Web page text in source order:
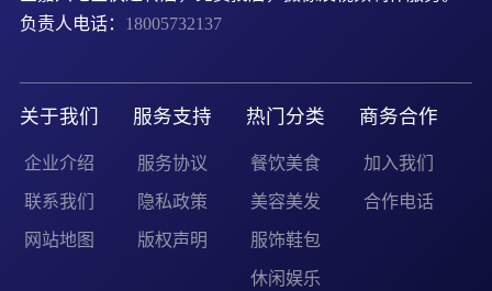
负责人电话： 18005732137
关于我们
企业介绍
联系我们
网站地图
服务支持
服务协议
隐私政策
版权声明
热门分类
餐饮美食
美容美发
服饰鞋包
休闲娱乐
商务合作
加入我们
合作电话